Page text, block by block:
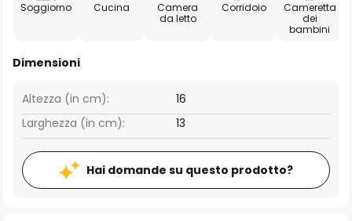
Soggiorno Cucina
Camera
da letto
Corridoio
Cameretta
dei
bambini
Dimensioni
Larghezza (in cm): 13
Altezza (in cm): 16
Hai domande su questo prodotto?